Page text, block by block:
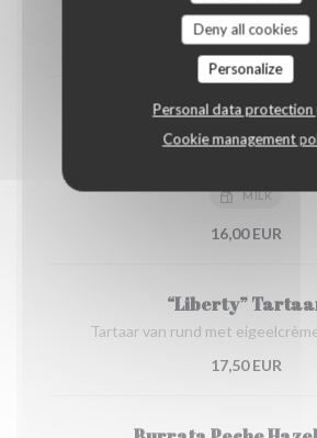
Deny all cookies
Personalize
Personal data protection
Cookie management
GLUTEN
15,00 EUR
Burrata Spicy
Zijdezachte burrata op pittige
MILK
16,00 EUR
“Liberty”
Tartaar van rund met
17,50 EUR